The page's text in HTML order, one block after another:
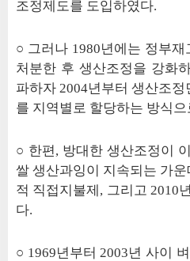
조정제도를 도입하였다.
○ 그러나 1980년에는 정부
처분한 후 생산조정을 강화
파하자 2004년부터 생산조
를 지역별로 할당하는 방식
○ 한편, 방대한 생산조정이
쌀 생산과잉이 지속되는 가
적 직접지불제, 그리고 2010
다.
○ 1969년부터 2003년 사이